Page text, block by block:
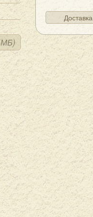
МБ)
Доставка